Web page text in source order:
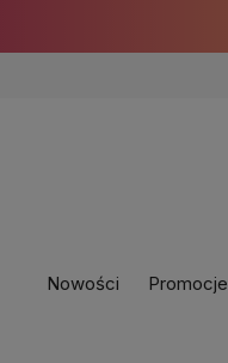
Nowości Promocje